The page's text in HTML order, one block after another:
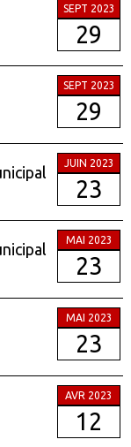
SEPT 2023
29
SEPT 2023
29
JUIN 2023
23
MAI 2023
23
MAI 2023
23
AVR 2023
12